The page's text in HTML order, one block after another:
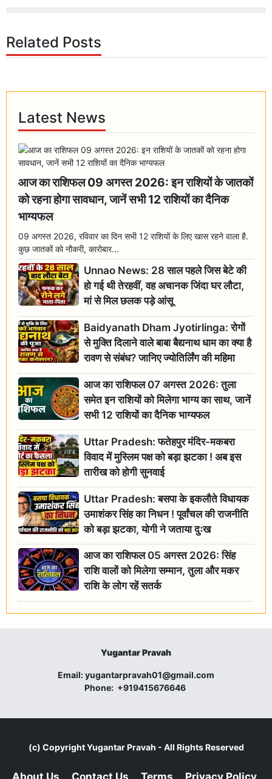
Related Posts
Latest News
आज का राशिफल 09 अगस्त 2026: इन राशियों के जातकों
को रहना होगा सावधान, जानें सभी 12 राशियों का दैनिक
भाग्यफल
09 अगस्त 2026, रविवार का दिन सभी 12 राशियों के लिए खास रहने वाला है.
कुछ जातकों को नौकरी, कारोबार...
Unnao News: 28 साल पहले जिस बेटे की
हो गई थी तेरहवीं, वह अचानक जिंदा घर लौटा,
मां से मिल छलक पड़े आंसू
Baidyanath Dham Jyotirlinga: रोगों
से मुक्ति दिलाने वाले बाबा बैद्यनाथ धाम का क्या है
रावण से संबंध? जानिए ज्योतिर्लिंग की महिमा
आज का राशिफल 07 अगस्त 2026: तुला
समेत इन राशियों को मिलेगा भाग्य का साथ, जानें
सभी 12 राशियों का दैनिक भाग्यफल
Uttar Pradesh: फतेहपुर मंदिर-मकबरा
विवाद में मुस्लिम पक्ष को बड़ा झटका ! अब इस
तारीख को होगी सुनवाई
Uttar Pradesh: बसपा के इकलौते विधायक
उमाशंकर सिंह का निधन ! पूर्वांचल की राजनीति
को बड़ा झटका, योगी ने जताया दुःख
आज का राशिफल 05 अगस्त 2026: सिंह
राशि वालों को मिलेगा सम्मान, तुला और मकर
राशि के लोग रहें सतर्क
Yugantar Pravah
Email:yugantarpravah01@gmail.com
Phone: +919415676646
(c) CopyrightYugantar Pravah - All Rights Reserved
About Us Contact Us Terms Privacy Policy